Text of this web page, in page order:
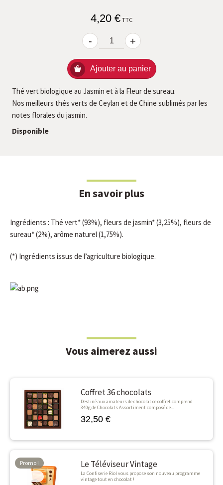
Thé vert biologique au Jasmin et à la Fleur de sureau.
Nos meilleurs thés verts de Ceylan et de Chine sublimés par les
notes florales du jasmin.
Disponible
4,20 € TTC
- +
Ajouter au panier
En savoir plus
Ingrédients : Thé vert* (93%), fleurs de jasmin* (3,25%), fleurs de
sureau* (2%), arôme naturel (1,75%).
(*) Ingrédients issus de l’agriculture biologique.
Vous aimerez aussi
Coffret 36 chocolats
Destiné aux amateurs de chocolat ce coffret comprend
340g de Chocolats Assortiment composé de...
32,50 €
Le Téléviseur Vintage
La Confiserie Riol vous propose son nouveau programme
vintage tout en chocolat !
Promo !
-10%